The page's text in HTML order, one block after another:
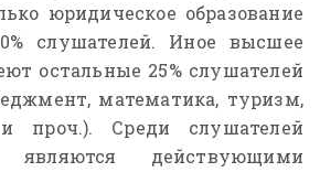
юридическое образование
слушателей. Иное высшее
остальные 25% слушателей
математика, туризм,
и проч.). Среди слушателей
являются действующими